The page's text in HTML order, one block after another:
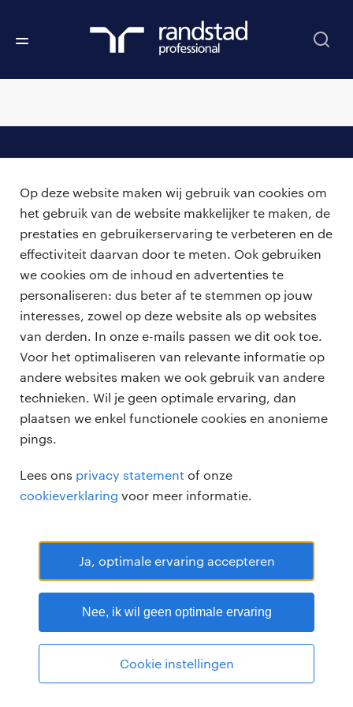
Op deze website maken wij gebruik van cookies om
het gebruik van de website makkelijker te maken, de
prestaties en gebruikerservaring te verbeteren en de
effectiviteit daarvan door te meten. Ook gebruiken
we cookies om de inhoud en advertenties te
personaliseren: dus beter af te stemmen op jouw
interesses, zowel op deze website als op websites
van derden. In onze e-mails passen we dit ook toe.
Voor het optimaliseren van relevante informatie op
andere websites maken we ook gebruik van andere
technieken. Wil je geen optimale ervaring, dan
plaatsen we enkel functionele cookies en anonieme
pings.
Lees ons privacy statement of onze
cookieverklaring voor meer informatie.
Ja, optimale ervaring accepteren
Nee, ik wil geen optimale ervaring
Cookie instellingen
vacatures
zzp-opdrachten
careers for expats
voor opdrachtgevers
algemene voorwaarden
over ons
bmc
onze kantoren
Randstad Professional Google score 4.15 -
RANDSTAD PROFESSIONAL is een geregistreerd handelsmerk van
Randstad N.V.